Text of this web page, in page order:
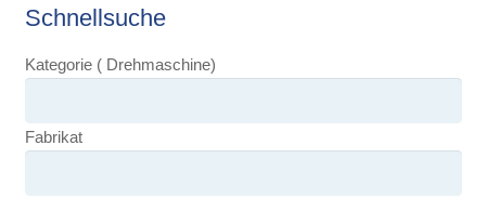
Schnellsuche
Kategorie ( Drehmaschine)
Fabrikat